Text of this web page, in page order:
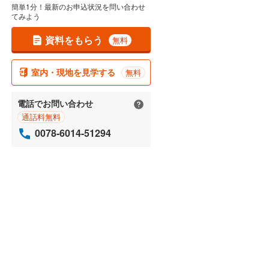
簡単1分！最新のお申込状況を問い合わせ
てみよう
資料をもらう 無料
室内・現地を見学する 無料
電話でお問い合わせ
通話料無料
0078-6014-51294